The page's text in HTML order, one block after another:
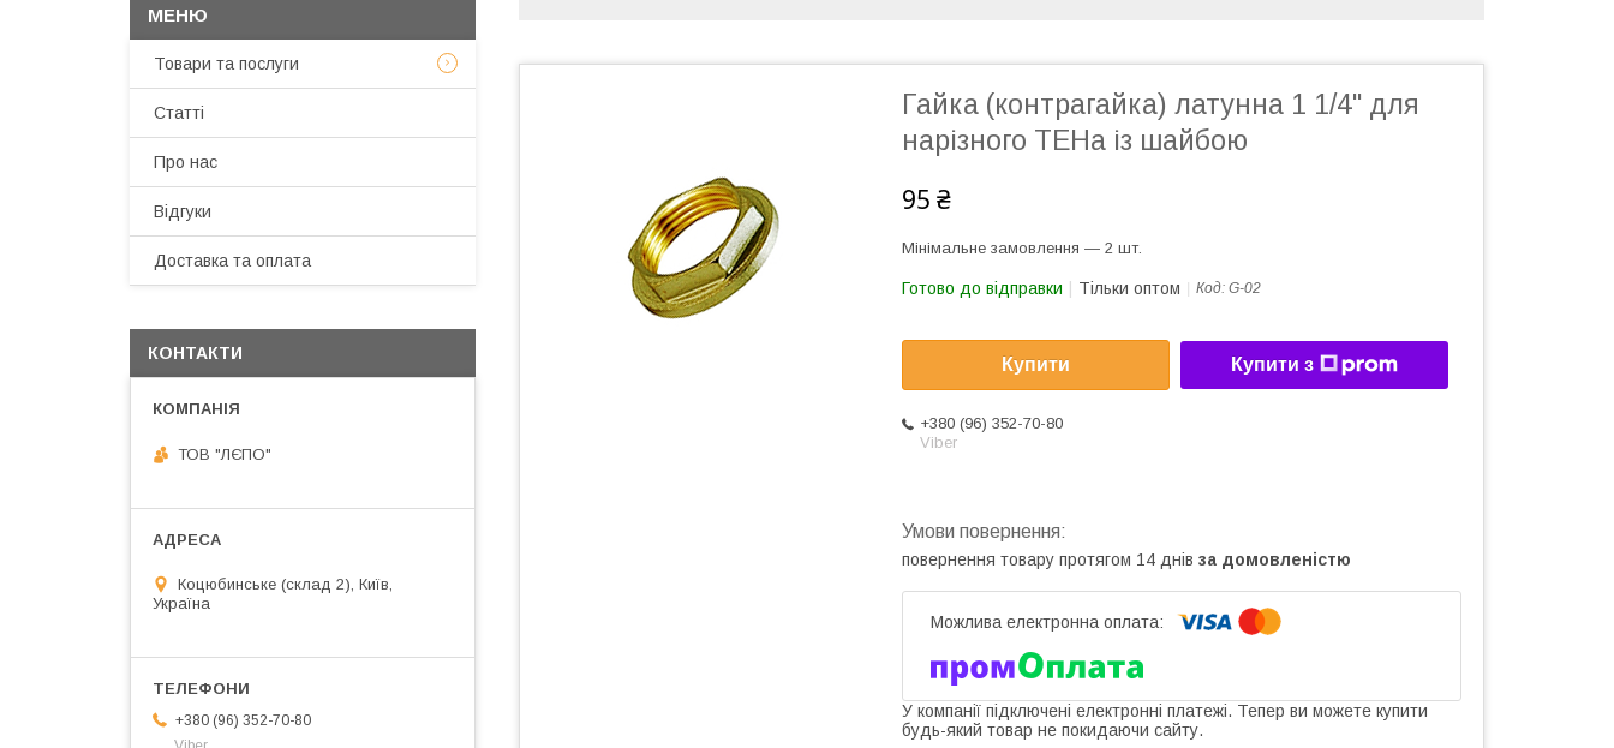
Гайка (контрагайка) латунна 1 1/4" для
нарізного ТЕНа із шайбою
95 ₴
Мінімальне замовлення — 2 шт.
Готово до відправки Тільки оптом Код: G-02
Купити Купити з
+380 (96) 352-70-80
Viber
повернення товару протягом 14 днів за домовленістю
У компанії підключені електронні платежі. Тепер ви можете купити
будь-який товар не покидаючи сайту.
Товари та послуги
Статті
Про нас
Відгуки
Доставка та оплата
КОНТАКТИ
ТОВ "ЛЄПО"
Коцюбинське (склад 2), Київ,
Україна
+380 (96) 352-70-80